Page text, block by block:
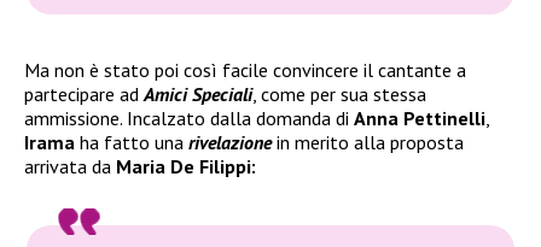
Ma non è stato poi così facile convincere il cantante a
partecipare ad Amici Speciali, come per sua stessa
ammissione. Incalzato dalla domanda di Anna Pettinelli
Irama ha fatto una rivelazionein merito alla proposta
arrivata da Maria De Filippi: